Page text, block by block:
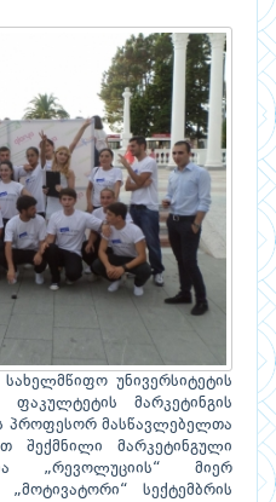
უნივერსიტეტის
ფაკულტეტის მარკეტინგის
პროფესორ მასწავლებელთა
შექმნილი მარკეტინგული
„რევოლუციის“ მიერ
სექტემბრის